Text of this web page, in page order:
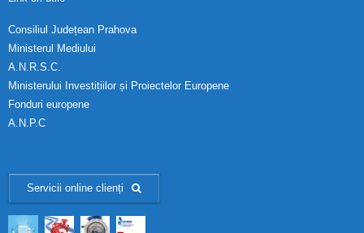
Consiliul Județean Prahova
Ministerul Mediului
A.N.R.S.C.
Ministerului Investițiilor și Proiectelor Europene
Fonduri europene
A.N.P.C
Servicii online clienți